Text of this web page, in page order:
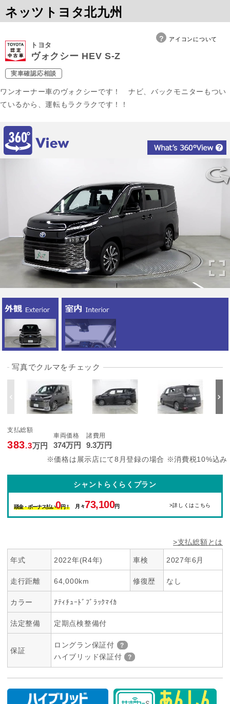
ネッツトヨタ北九州
アイコンについて
トヨタ
ヴォクシー HEV S-Z
実車確認応相談
ワンオーナー車のヴォクシーです！ ナビ、バックモニターもつい
ているから、運転もラクラクです！！
写真でクルマをチェック
支払総額
383.3万円
車両価格
374万円
諸費用
9.3万円
※価格は展示店にて8月登録の場合 ※消費税10%込み
シャントらくらくプラン
頭金・ボーナス払い0円！ 月々73,100円 >詳しくはこちら
>支払総額とは
年式 2022年(R4年) 車検 2027年6月
走行距離 64,000km 修復歴 なし
カラー ｱﾃｨﾁｭｰﾄﾞﾌﾞﾗｯｸﾏｲｶ
法定整備 定期点検整備付
保証
ロングラン保証付
ハイブリッド保証付